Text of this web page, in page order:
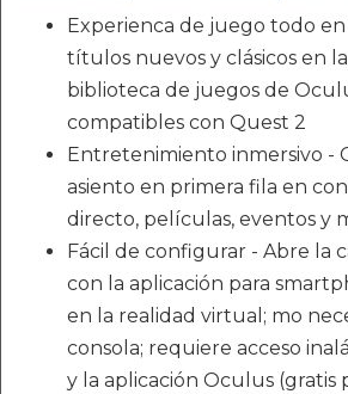
Experienca de juego todo
títulos nuevos y clásicos en
biblioteca de juegos de
compatibles con Quest 2
Entretenimiento inmersivo -
asiento en primera fila en
directo, películas, eventos y
Fácil de configurar - Abre la
con la aplicación para
en la realidad virtual; mo
consola; requiere acceso
y la aplicación Oculus (gratis